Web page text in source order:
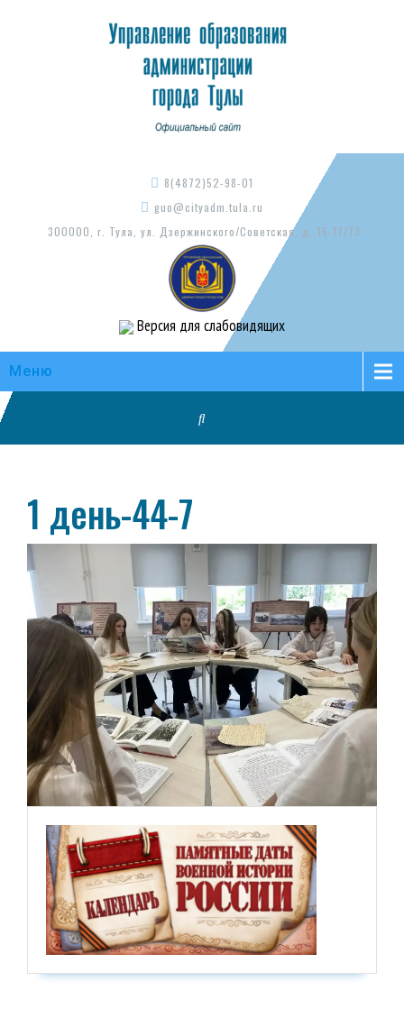
8(4872)52-98-01
guo@cityadm.tula.ru
300000, г. Тула, ул. Дзержинского/Советская, д. 15-17/73
Версия для слабовидящих
Меню
1 день-44-7